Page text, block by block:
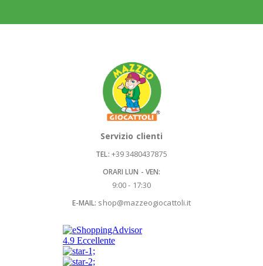
Servizio clienti
TEL: +39 3480437875
ORARI LUN - VEN:
9:00 - 17:30
E-MAIL: shop@mazzeogiocattoli.it